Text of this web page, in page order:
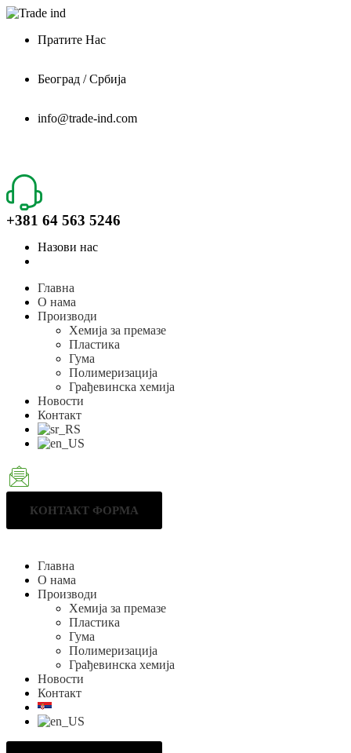
Пратите Нас
Београд / Србија
info@trade-ind.com
+381 64 563 5246
Назови нас
Главна
О нама
Производи
Хемија за премазе
Пластика
Гума
Полимеризација
Грађевинска хемија
Новости
Контакт
КОНТАКТ ФОРМА
Главна
О нама
Производи
Хемија за премазе
Пластика
Гума
Полимеризација
Грађевинска хемија
Новости
Контакт